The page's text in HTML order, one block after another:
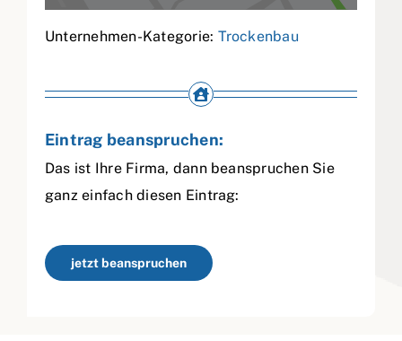
Unternehmen-Kategorie: Trockenbau
Eintrag beanspruchen:
Das ist Ihre Firma, dann beanspruchen Sie
ganz einfach diesen Eintrag:
jetzt beanspruchen